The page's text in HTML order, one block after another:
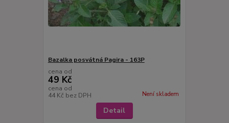
Bazalka posvátná Pagira - 163P
cena od
49 Kč
cena od
44 Kč bez DPH Není skladem
Detail